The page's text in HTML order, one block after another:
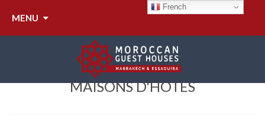
MENU
AIRBNB SE TOURNE VERS LES
MAISONS D'HÔTES
French